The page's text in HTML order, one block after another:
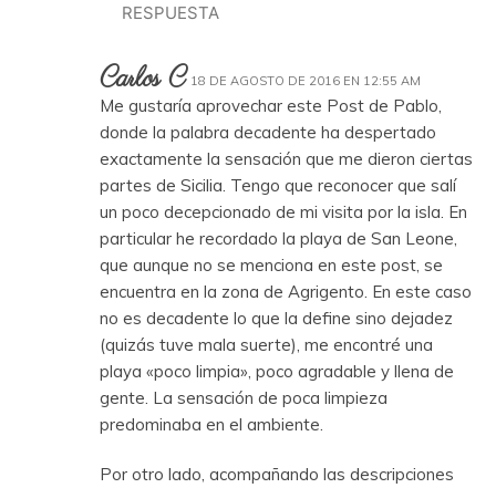
RESPUESTA
Carlos C 18 DE AGOSTO DE 2016 EN 12:55 AM
Me gustaría aprovechar este Post de Pablo,
donde la palabra decadente ha despertado
exactamente la sensación que me dieron ciertas
partes de Sicilia. Tengo que reconocer que salí
un poco decepcionado de mi visita por la isla. En
particular he recordado la playa de San Leone,
que aunque no se menciona en este post, se
encuentra en la zona de Agrigento. En este caso
no es decadente lo que la define sino dejadez
(quizás tuve mala suerte), me encontré una
playa «poco limpia», poco agradable y llena de
gente. La sensación de poca limpieza
predominaba en el ambiente.
Por otro lado, acompañando las descripciones